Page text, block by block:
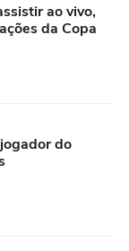
ao vivo,
da Copa
do